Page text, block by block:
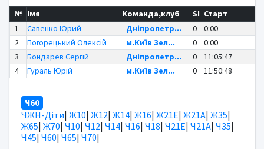
№ Імя Команда,клуб SI Старт
1
Савенко Юрий Дніпропетр... 0
0:00
2
Погорецький Олексій м.Київ Зел... 0
0:00
3
Бондарев Сергій Дніпропетр... 0
11:05:47
4
Гураль Юрій м.Київ Зел... 0 11:50:48
Ч60
ЧЖН-Діти| Ж10| Ж12| Ж14| Ж16| Ж21Е| Ж21А| Ж35|
Ж65| Ж70| Ч10| Ч12| Ч14| Ч16| Ч18| Ч21Е| Ч21А| Ч35|
Ч45| Ч60| Ч65| Ч70|